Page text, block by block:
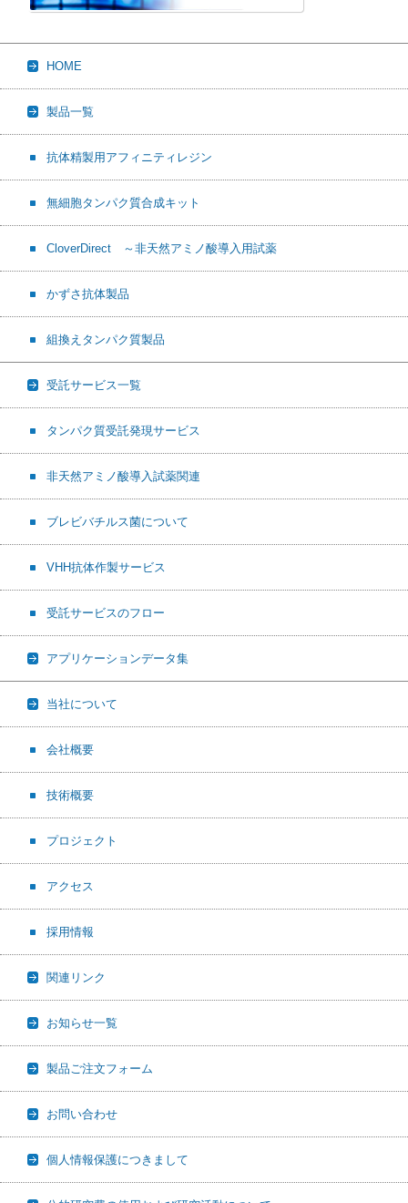
HOME
製品一覧
抗体精製用アフィニティレジン
無細胞タンパク質合成キット
CloverDirect ～非天然アミノ酸導入用試薬
かずさ抗体製品
組換えタンパク質製品
受託サービス一覧
タンパク質受託発現サービス
非天然アミノ酸導入試薬関連
ブレビバチルス菌について
VHH抗体作製サービス
受託サービスのフロー
アプリケーションデータ集
当社について
会社概要
技術概要
プロジェクト
アクセス
採用情報
関連リンク
お知らせ一覧
製品ご注文フォーム
お問い合わせ
個人情報保護につきまして